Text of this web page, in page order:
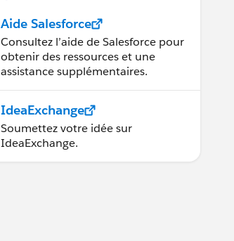
Aide Salesforce
Consultez l’aide de Salesforce pour
obtenir des ressources et une
assistance supplémentaires.
IdeaExchange
Soumettez votre idée sur
IdeaExchange.